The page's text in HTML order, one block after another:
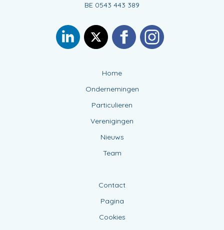
BE 0543 443 389
Home
Ondernemingen
Particulieren
Verenigingen
Nieuws
Team
Contact
Pagina
Cookies